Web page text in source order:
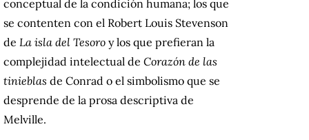
conceptual de la condición humana; los que
se contenten con el Robert Louis Stevenson
de La isla del Tesoro y los que prefieran la
complejidad intelectual de Corazón de las
tinieblas de Conrad o el simbolismo que se
desprende de la prosa descriptiva de
Melville.